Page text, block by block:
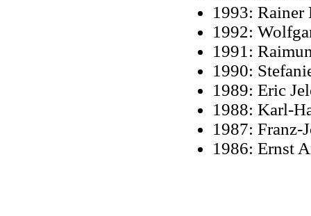
1993:
1992:
1991:
1990:
1989: Eric
1988: Karl-
1987: Franz-
1986: Ernst